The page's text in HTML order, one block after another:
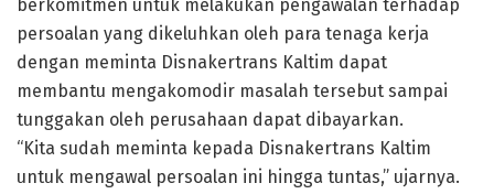
berkomitmen untuk melakukan pengawalan terhadap
persoalan yang dikeluhkan oleh para tenaga kerja
dengan meminta Disnakertrans Kaltim dapat
membantu mengakomodir masalah tersebut sampai
tunggakan oleh perusahaan dapat dibayarkan.
“Kita sudah meminta kepada Disnakertrans Kaltim
untuk mengawal persoalan ini hingga tuntas,” ujarnya.